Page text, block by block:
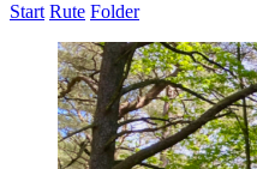
Telt/van pladser
Start Rute Folder